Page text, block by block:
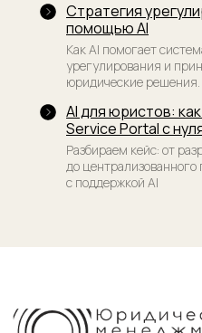
Стратегия
помощью AI
Как AI помогает
урегулирования и
юридические решения.
AI для юристов:
Service Portal с
Разбираем кейс: от
до
с поддержкой AI